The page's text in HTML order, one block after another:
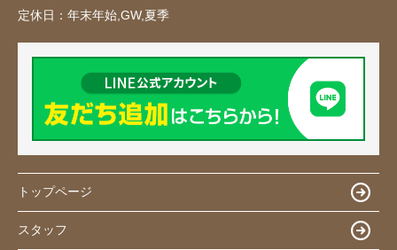
定休日： 年末年始,GW,夏季
トップページ
スタッフ